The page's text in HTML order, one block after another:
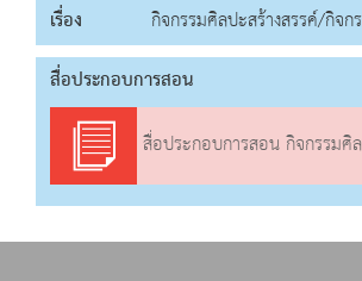
เรื่อง
กิจกรรมศิลปะสร้างสรรค์/กิจก
สื่อประกอบการสอน
สื่อประกอบการสอน กิจกรรมศิลปะสร้างส